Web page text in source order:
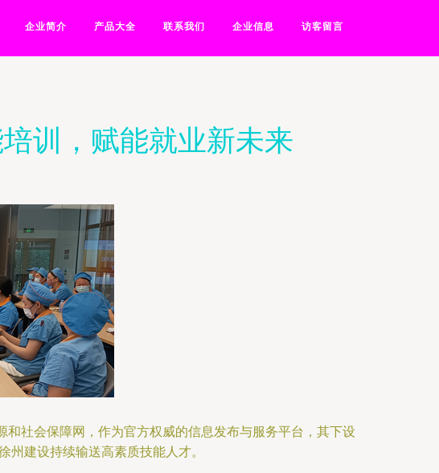
企业简介 产品大全 联系我们 企业信息 访客留言
训，赋能就业新未来
社会保障网，作为官方权威的信息发布与服务平台，其下设
州建设持续输送高素质技能人才。